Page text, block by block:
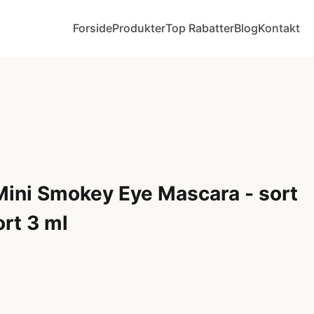
ForsideProdukterTop RabatterBlogKontakt
Smokey Eye Mascara - sort
3 ml